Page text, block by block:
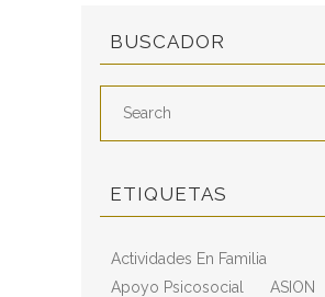
BUSCADOR
ETIQUETAS
Actividades En Familia
Apoyo Psicosocial
ASION